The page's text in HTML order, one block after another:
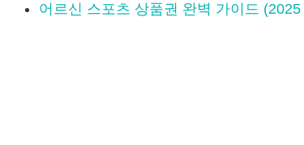
어르신 스포츠 상품권 완벽 가이드 (2025